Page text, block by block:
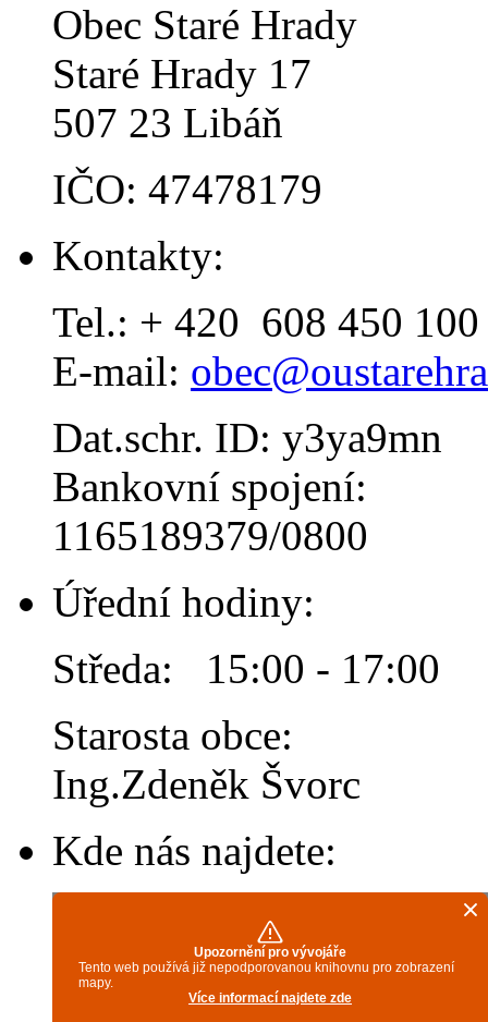
Obec Staré Hrady
Staré Hrady 17
507 23 Libáň
IČO: 47478179
Kontakty:
Tel.: + 420 608 450 100
E-mail:
Dat.schr. ID: y3ya9mn
Bankovní spojení:
1165189379/0800
Úřední hodiny:
Středa: 15:00 - 17:00
Starosta obce:
Ing.Zdeněk Švorc
Kde nás najdete: